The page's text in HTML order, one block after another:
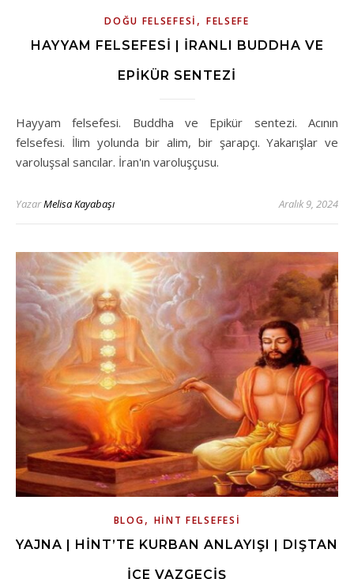
DOĞU FELSEFESI , FELSEFE
HAYYAM FELSEFESI | İRANLI BUDDHA VE
EPIKÜR SENTEZI
Hayyam felsefesi. Buddha ve Epikür sentezi. Acının
felsefesi. İlim yolunda bir alim, bir şarapçı. Yakarışlar ve
varoluşsal sancılar. İran'ın varoluşçusu.
YazarMelisa Kayabaşı Aralık 9, 2024
BLOG, HINT FELSEFESI
YAJNA | HINT’TE KURBAN ANLAYIŞI | DIŞTAN
İÇE VAZGEÇIŞ